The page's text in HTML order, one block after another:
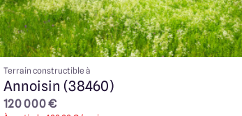
Terrain constructible à
Annoisin (38460)
120 000 €